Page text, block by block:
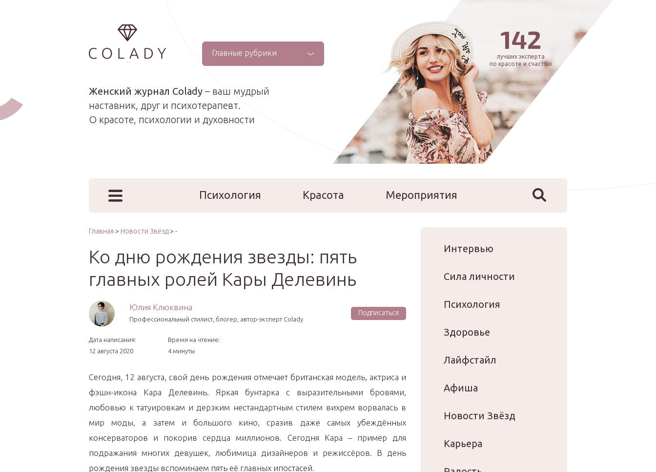
...
Главные рубрики
Женский журнал Colady – ваш мудрый
наставник, друг и психотерапевт.
О красоте, психологии и духовности
142
лучших эксперта
по красоте и счастью
Психология Красота
Мероприятия
Главная > Новости Звёзд> -
Ко дню рождения звезды: пять
главных ролей Кары Делевинь
Юлия Клюквина
Профессиональный стилист, блогер, автор-эксперт Colady
Подписаться
Дата написания:
12 августа 2020
Время на чтение:
4 минуты
Сегодня, 12 августа, свой день рождения отмечает британская модель, актриса и
фэшн-икона Кара Делевинь. Яркая бунтарка с выразительными бровями,
любовью к татуировкам и дерзким нестандартным стилем вихрем ворвалась в
мир моды, а затем и большого кино, сразив даже самых убеждённых
консерваторов и покорив сердца миллионов. Сегодня Кара – пример для
подражания многих девушек, любимица дизайнеров и режиссёров. В день
рождения звезды вспоминаем пять её главных ипостасей.
Интервью
Сила личности
Психология
Здоровье
Лайфстайл
Афиша
Новости Звёзд
Карьера